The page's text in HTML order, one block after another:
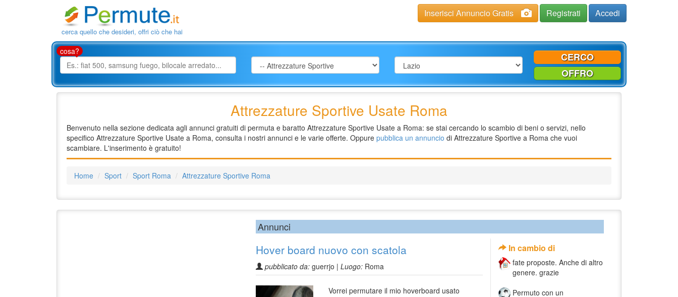
cerca quello che desideri, offri ciò che hai
Inserisci Annuncio Gratis Registrati Accedi
cosa?
CERCO
OFFRO
Attrezzature Sportive Usate Roma
Benvenuto nella sezione dedicata agli annunci gratuiti di permuta e baratto Attrezzature Sportive Usate a Roma: se stai cercando lo scambio di beni o servizi, nello
specifico Attrezzature Sportive Usate a Roma, consulta i nostri annunci e le varie offerte. Oppure pubblica un annuncio di Attrezzature Sportive a Roma che vuoi
scambiare. L'inserimento è gratuito!
Home Sport Sport Roma Attrezzature Sportive Roma
Annunci
Hover board nuovo con scatola
pubblicato da: guerrjo | Luogo: Roma
Vorrei permutare il mio hoverboard usato
In cambio di
fate proposte. Anche di altro
genere. grazie
Permuto con un